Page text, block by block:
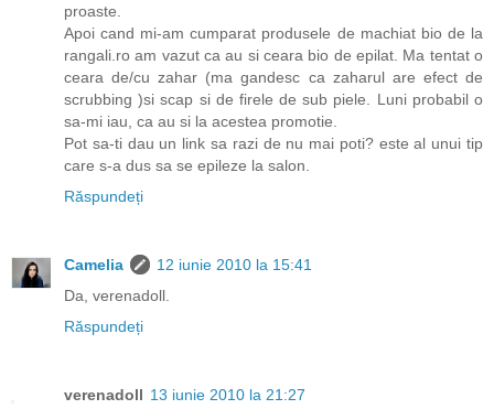
proaste.
Apoi cand mi-am cumparat produsele de machiat bio de la
rangali.ro am vazut ca au si ceara bio de epilat. Ma tentat o
ceara de/cu zahar (ma gandesc ca zaharul are efect de
scrubbing )si scap si de firele de sub piele. Luni probabil o
sa-mi iau, ca au si la acestea promotie.
Pot sa-ti dau un link sa razi de nu mai poti? este al unui tip
care s-a dus sa se epileze la salon.
Răspundeți
Camelia
12 iunie 2010 la 15:41
Da, verenadoll.
Răspundeți
verenadoll 13 iunie 2010 la 21:27